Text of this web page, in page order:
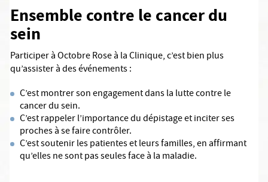
Ensemble contre le cancer du
sein
Participer à Octobre Rose à la Clinique, c’est bien plus
qu’assister à des événements :
C’est montrer son engagement dans la lutte contre le
cancer du sein.
C’est rappeler l’importance du dépistage et inciter ses
proches à se faire contrôler.
C’est soutenir les patientes et leurs familles, en affirmant
qu’elles ne sont pas seules face à la maladie.